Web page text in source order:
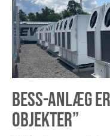
BESS-ANLÆG
OBJEKTER”